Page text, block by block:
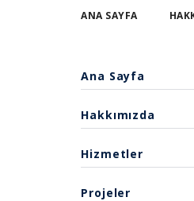
ANA SAYFA
Ana Sayfa
Hakkımızda
Hizmetler
Projeler